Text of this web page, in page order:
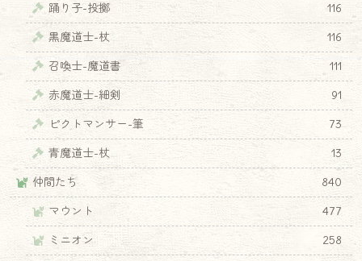
踊り子-投擲
116
黒魔道士-杖
116
召喚士-魔道書
111
赤魔道士-細剣
91
ピクトマンサー-筆
73
青魔道士-杖
13
仲間たち
840
マウント
477
ミニオン
258